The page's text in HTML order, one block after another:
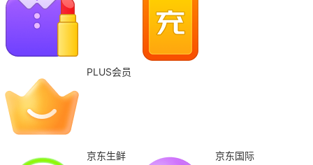
PLUS会员
京东生鲜 京东国际